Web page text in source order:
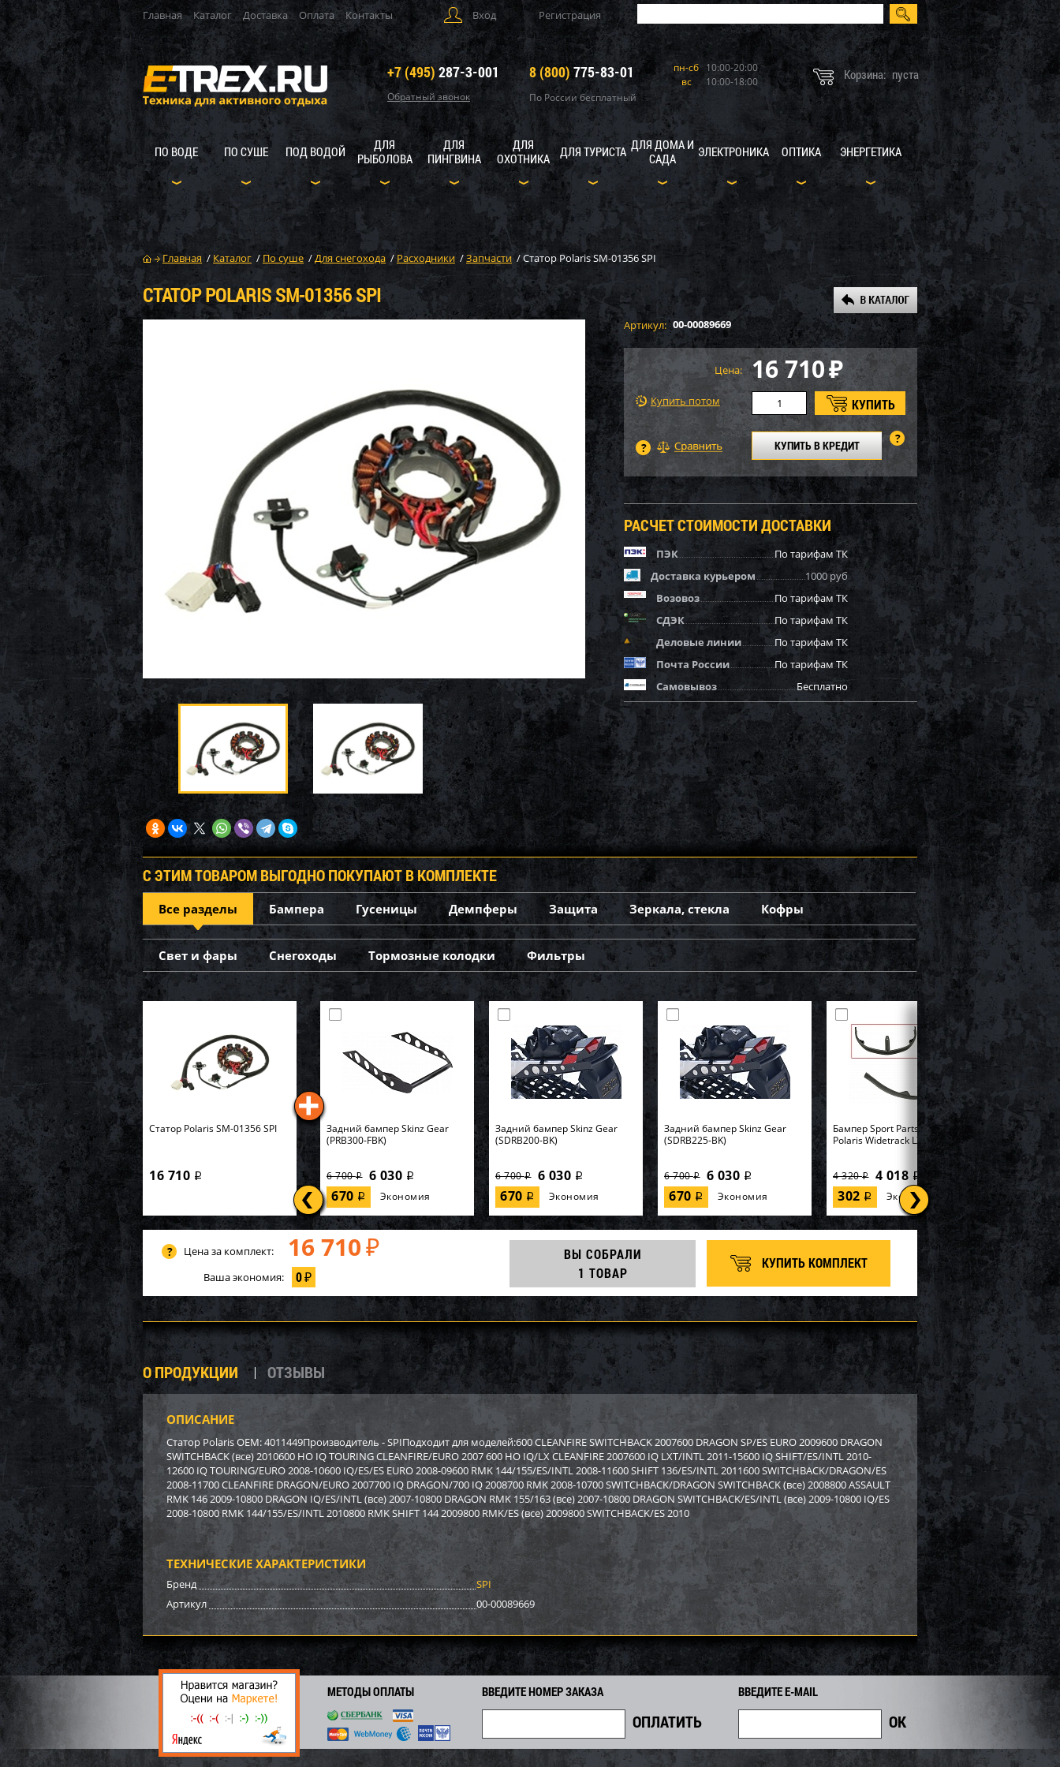
Главная Каталог Доставка Оплата Контакты Вход Регистрация
+7 (495) 287-3-001
Обратный звонок
8 (800) 775-83-01
По России бесплатный
пн-сб 10:00-20:00
вс
10:00-18:00 Корзина: пуста
ПО ВОДЕ ПО СУШЕ ПОД ВОДОЙ
ДЛЯ
РЫБОЛОВА
ДЛЯ
ПИНГВИНА
ДЛЯ
ОХОТНИКА
ДЛЯ ТУРИСТА ДЛЯ ДОМА И
САДА
ЭЛЕКТРОНИКА ОПТИКА ЭНЕРГЕТИКА
Главная / Каталог / По суше /Для снегохода / Расходники /Запчасти /Статор Polaris SM-01356 SPI
СТАТОР POLARIS SM-01356 SPI
Артикул: 00-00089669
Цена: 16 710₽
Купить потом
КУПИТЬ В КРЕДИТ
РАСЧЕТ СТОИМОСТИ ДОСТАВКИ
ПЭК
По тарифам ТК
Доставка курьером
1000 руб
Возовоз
По тарифам ТК
СДЭК
По тарифам ТК
Деловые линии
По тарифам ТК
Почта России
По тарифам ТК
Самовывоз
Бесплатно
С ЭТИМ ТОВАРОМ ВЫГОДНО ПОКУПАЮТ В КОМПЛЕКТЕ
Все разделы Бампера Гусеницы Демпферы Защита Зеркала, стекла Кофры
Свет и фары Снегоходы Тормозные колодки Фильтры
Статор Polaris SM-01356 SPI
16 710 i
Задний бампер Skinz Gear
(PRB300-FBK)
6 700i 6 030 i
670 i Экономия
Задний бампер Skinz Gear
(SDRB200-BK)
6 700i 6 030 i
670 i Экономия
Задний бампер Skinz Gear
(SDRB225-BK)
6 700i 6 030 i
670 i Экономия
Бампер Sport Parts Inc. для
Polaris Widetrack LX SM-12358
4 320i 4 018 i
302 i Экономия
Бампер Sport Parts Inc. для
BRP (REV XP) SM-12454
3 170 i 2 948i
222i Экономия
Бампер BRP SM-12022
4 170i 3 878i
292i Экономия
Бампер Arctic Cat/Yamaha SM-
12517
9 590i 8 919i
671i Экономия
Бампер Yamaha SM-12530
2 750i 2 558
192 i Экономия
Бампер задний BRP SM-12698
Бампер SPI для снегохода BRP
Бампер SPI для снегохода BRP
SM-12683
Цена за комплект: 16 710 ₽
Ваша экономия: 0₽
ВЫ СОБРАЛИ
1 ТОВАР
КУПИТЬ КОМПЛЕКТ
О ПРОДУКЦИИ ОТЗЫВЫ
ОПИСАНИЕ
Статор Polaris OEM: 4011449Производитель - SPIПодходит для моделей:600 CLEANFIRE SWITCHBACK 2007600 DRAGON SP/ES EURO 2009600 DRAGON
SWITCHBACK (все) 2010600 HO IQ TOURING CLEANFIRE/EURO 2007 600 HO IQ/LX CLEANFIRE 2007600 IQ LXT/INTL 2011-15600 IQ SHIFT/ES/INTL 2010-
12600 IQ TOURING/EURO 2008-10600 IQ/ES/ES EURO 2008-09600 RMK 144/155/ES/INTL 2008-11600 SHIFT 136/ES/INTL 2011600 SWITCHBACK/DRAGON/ES
2008-11700 CLEANFIRE DRAGON/EURO 2007700 IQ DRAGON/700 IQ 2008700 RMK 2008-10700 SWITCHBACK/DRAGON SWITCHBACK (все) 2008800 ASSAULT
RMK 146 2009-10800 DRAGON IQ/ES/INTL (все) 2007-10800 DRAGON RMK 155/163 (все) 2007-10800 DRAGON SWITCHBACK/ES/INTL (все) 2009-10800 IQ/ES
2008-10800 RMK 144/155/ES/INTL 2010800 RMK SHIFT 144 2009800 RMK/ES (все) 2009800 SWITCHBACK/ES 2010
ТЕХНИЧЕСКИЕ ХАРАКТЕРИСТИКИ
Бренд
SPI
Артикул
00-00089669
МЕТОДЫ ОПЛАТЫ ВВЕДИТЕ НОМЕР ЗАКАЗА ВВЕДИТЕ E-MAIL